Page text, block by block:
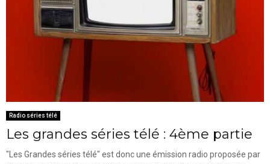
Radio séries télé
Les grandes séries télé : 4ème partie
"Les Grandes séries télé" est donc une émission radio proposée par